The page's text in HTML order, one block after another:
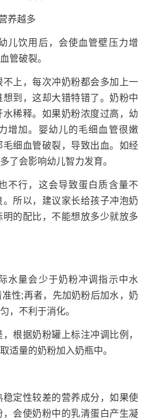
养越多
饮用后，会使血管壁压力增
管破裂。
上，每次冲奶粉都会多加上一
到，这却大错特错了。奶粉中
稀释。如果奶粉浓度过高，幼
增加。婴幼儿的毛细血管很嫩
细血管破裂，导致出血。如经
了会影响幼儿智力发育。
行，这会导致蛋白质含量不
所以，建议家长给孩子冲泡奶
的配比，不能想放多少就放多
量会少于奶粉冲调指示中水
性;再者，先加奶粉后加水，奶
，不利于消化。
据奶粉罐上标注冲调比例，
适量的奶粉加入奶瓶中。
定性较差的营养成分，如果使
会使奶粉中的乳清蛋白产生凝